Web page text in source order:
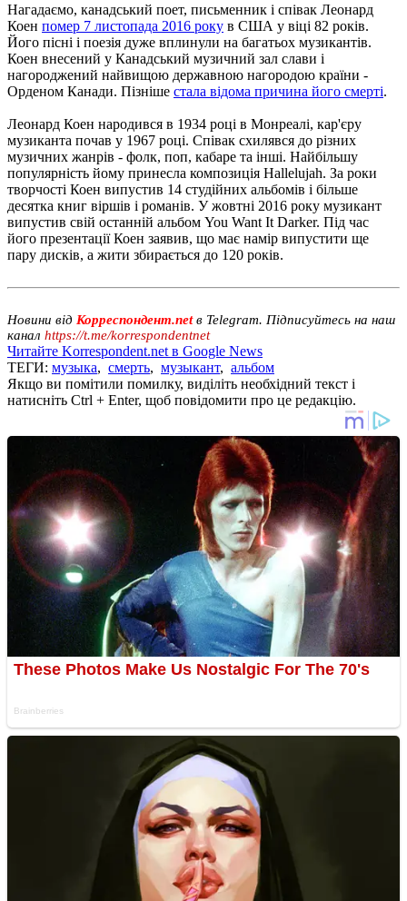
Нагадаємо, канадський поет, письменник і співак Леонард
Коен помер 7 листопада 2016 року в США у віці 82 років.
Його пісні і поезія дуже вплинули на багатьох музикантів.
Коен внесений у Канадський музичний зал слави і
нагороджений найвищою державною нагородою країни -
Орденом Канади. Пізніше стала відома причина його смерті.
Леонард Коен народився в 1934 році в Монреалі, кар'єру
музиканта почав у 1967 році. Співак схилявся до різних
музичних жанрів - фолк, поп, кабаре та інші. Найбільшу
популярність йому принесла композиція Hallelujah. За роки
творчості Коен випустив 14 студійних альбомів і більше
десятка книг віршів і романів. У жовтні 2016 року музикант
випустив свій останній альбом You Want It Darker. Під час
його презентації Коен заявив, що має намір випустити ще
пару дисків, а жити збирається до 120 років.
Новини від Корреспондент.netв Telegram. Підписуйтесь на наш
канал https://t.me/korrespondentnet
Читайте Korrespondent.net в Google News
ТЕГИ: музыка, смерть, музыкант, альбом
Якщо ви помітили помилку, виділіть необхідний текст і
натисніть Ctrl + Enter, щоб повідомити про це редакцію.